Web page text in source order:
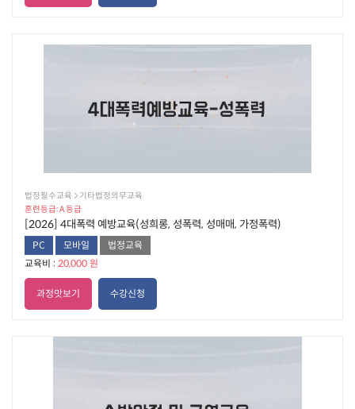
법정필수교육  기타법정의무교육
훈련등급: A 등급
[2026] 4대폭력 예방교육(성희롱, 성폭력, 성매매, 가정폭력)
PC 모바일
법정교육
교육비 : 20,000 원
과정맛보기 수강신청